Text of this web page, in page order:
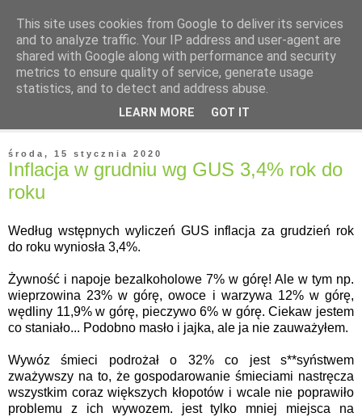
środa, 15 stycznia 2020
Inflacja w grudniu wg GUS 3,4% rok do
roku
Według wstępnych wyliczeń GUS inflacja za grudzień rok
do roku wyniosła 3,4%.
Żywność i napoje bezalkoholowe 7% w górę! Ale w tym np.
wieprzowina 23% w górę, owoce i warzywa 12% w górę,
wędliny 11,9% w górę, pieczywo 6% w górę. Ciekaw jestem
co staniało... Podobno masło i jajka, ale ja nie zauważyłem.
Wywóz śmieci podrożał o 32% co jest s**syństwem
zważywszy na to, że gospodarowanie śmieciami nastręcza
wszystkim coraz większych kłopotów i wcale nie poprawiło
problemu z ich wywozem. jest tylko mniej miejsca na
This site uses cookies from Google to deliver its services
and to analyze traffic. Your IP address and user-agent are
shared with Google along with performance and security
metrics to ensure quality of service, generate usage
statistics, and to detect and address abuse.
LEARN MORE GOT IT